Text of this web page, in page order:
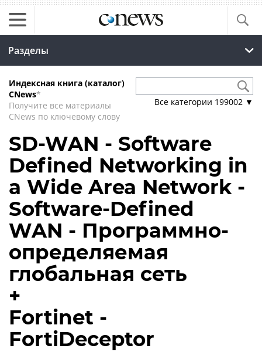
Разделы
Индексная книга (каталог)
CNews*
Получите все материалы
CNews по ключевому слову
Все категории 199002 ▼
SD-WAN - Software
Defined Networking in
a Wide Area Network -
Software-Defined
WAN - Программно-
определяемая
глобальная сеть
+
Fortinet -
FortiDeceptor